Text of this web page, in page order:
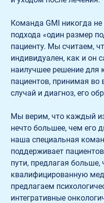
Команда GMI никогда
подхода «один размер
пациенту. Мы считаем,
индивидуален, как и он
наилучшее решение для
пациентов, принимая во
случай и диагноз, его
Мы верим, что каждый
нечто большее, чем его
наша специальная
поддерживает
пути, предлагая больше,
квалифицированную
предлагаем
интегративные